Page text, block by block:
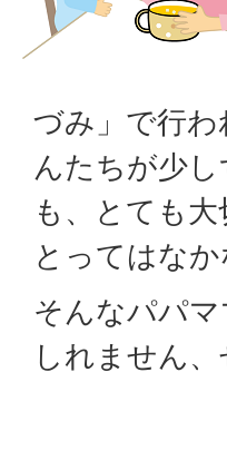
づみ」で行
んたちが少
も、とても
とってはな
そんなパパ
しれません